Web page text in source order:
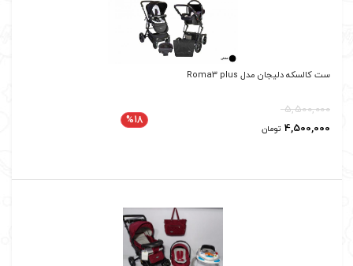
ست کالسکه دلیجان مدل Roma3 plus
5,500,000
4,500,000 تومان
%18